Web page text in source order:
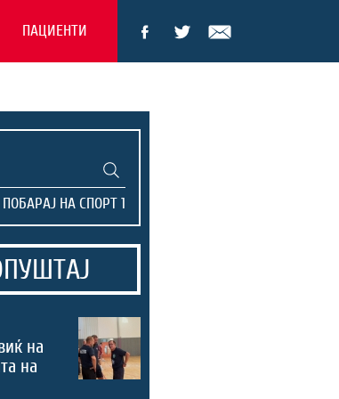
ПАЦИЕНТИ
на
на